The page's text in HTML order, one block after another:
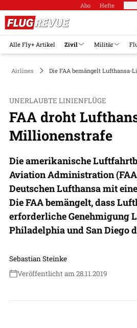
Abo Hefte
Alle Fly+ Artikel Zivil Militär
Airlines Die FAA bemängelt Lufthansa-
UNERLAUBTE LINIENFLÜGE
FAA droht
Millionenstrafe
Die amerikanische
Aviation Administration
Deutschen Lufthansa mit
Die FAA bemängelt, dass
erforderliche Genehmigung
Philadelphia und San Diego
Sebastian Steinke
Veröffentlicht am 28.11.2019